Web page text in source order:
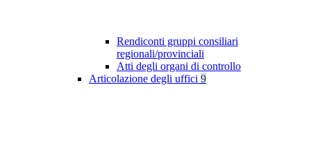
Rendiconti gruppi consiliari
regionali/provinciali
Atti degli organi di controllo
Articolazione degli uffici 9